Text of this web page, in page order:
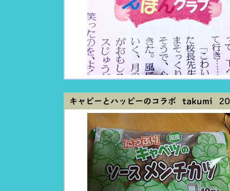
キャピーとハッピーのコラボ takumi